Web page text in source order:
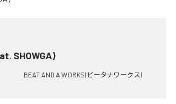
SHOWGA)
BEAT AND A WORKS(ビータナワークス)